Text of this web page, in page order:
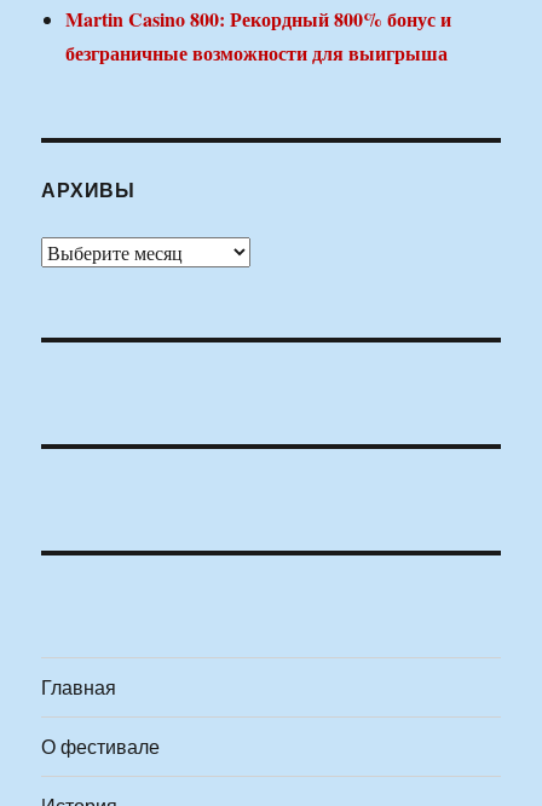
Martin Casino 800: Рекордный 800% бонус и
безграничные возможности для выигрыша
АРХИВЫ
Архивы
Главная
О фестивале